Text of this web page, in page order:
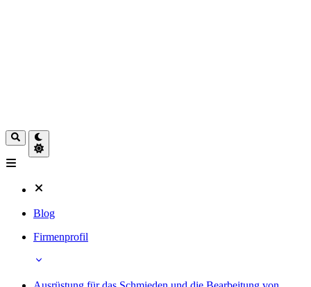
Blog
Firmenprofil